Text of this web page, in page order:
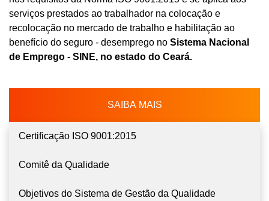
serviços prestados ao trabalhador na colocação e
recolocação no mercado de trabalho e habilitação ao
benefício do seguro - desemprego no Sistema Nacional
de Emprego - SINE, no estado do Ceará.
SAIBA MAIS
Certificação ISO 9001:2015
Comitê da Qualidade
Objetivos do Sistema de Gestão da Qualidade